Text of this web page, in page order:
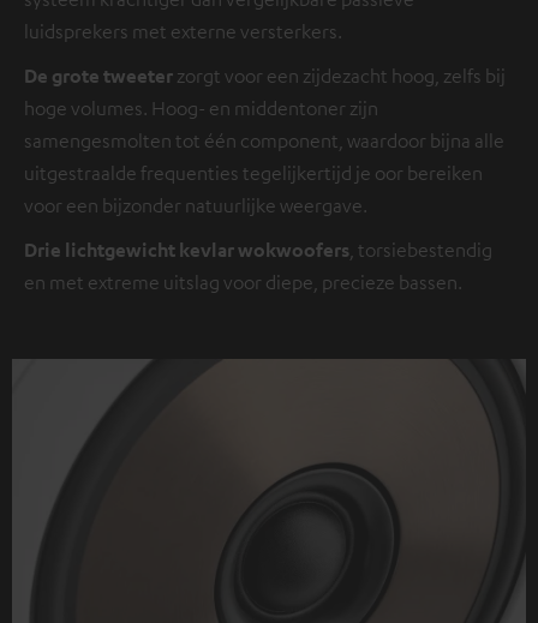
luidsprekers met externe versterkers.
De grote tweeter zorgt voor een zijdezacht hoog, zelfs bij
hoge volumes. Hoog- en middentoner zijn
samengesmolten tot één component, waardoor bijna alle
uitgestraalde frequenties tegelijkertijd je oor bereiken
voor een bijzonder natuurlijke weergave.
Drie lichtgewicht kevlar wokwoofers , torsiebestendig
en met extreme uitslag voor diepe, precieze bassen.